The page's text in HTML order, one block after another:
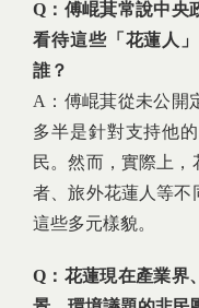
Q：傅崐萁常說中央
看待這些「花蓮人
誰？
A：傅崐萁從未公開
多半是針對支持他
民。然而，實際上
者、旅外花蓮人等不
這些多元樣貌。
Q：花蓮現在產業界